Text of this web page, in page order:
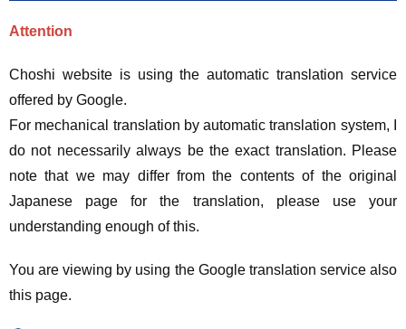
Attention
Choshi website is using the automatic translation service
offered by Google.
For mechanical translation by automatic translation system, I
do not necessarily always be the exact translation. Please
note that we may differ from the contents of the original
Japanese page for the translation, please use your
understanding enough of this.
You are viewing by using the Google translation service also
this page.